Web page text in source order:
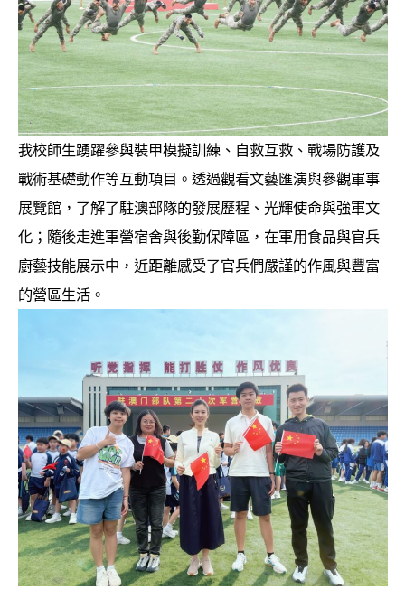
我校師生踴躍參與裝甲模擬訓練、自救互救、戰場防護及
戰術基礎動作等互動項目。透過觀看文藝匯演與參觀軍事
展覽館，了解了駐澳部隊的發展歷程、光輝使命與強軍文
化；隨後走進軍營宿舍與後勤保障區，在軍用食品與官兵
廚藝技能展示中，近距離感受了官兵們嚴謹的作風與豐富
的營區生活。